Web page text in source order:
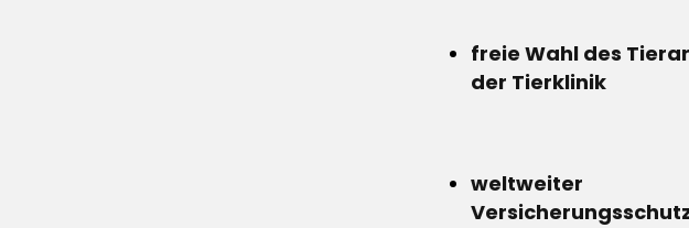
freie Wahl des
der Tierklinik
weltweiter